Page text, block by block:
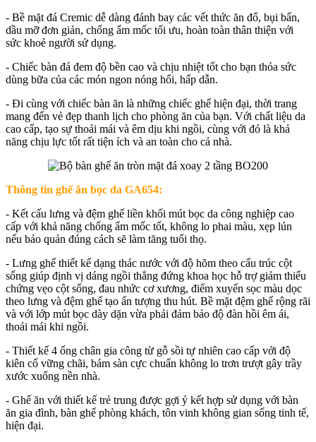
- Bề mặt đá Cremic dễ dàng đánh bay các vết thức ăn đổ, bụi bẩn,
dầu mỡ đơn giản, chống ẩm mốc tối ưu, hoàn toàn thân thiện với
sức khoẻ người sử dụng.
- Chiếc bàn đá đem độ bền cao và chịu nhiệt tốt cho bạn thỏa sức
dùng bữa của các món ngon nóng hổi, hấp dẫn.
- Đi cùng với chiếc bàn ăn là những chiếc ghế hiện đại, thời trang
mang đến vẻ đẹp thanh lịch cho phòng ăn của bạn. Với chất liệu da
cao cấp, tạo sự thoải mái và êm dịu khi ngồi, cùng với đó là khả
năng chịu lực tốt rất tiện ích và an toàn cho cả nhà.
Thông tin ghế ăn bọc da GA654:
- Kết cấu lưng và đệm ghế liền khối mút bọc da công nghiệp cao
cấp với khả năng chống ẩm mốc tốt, không lo phai màu, xẹp lún
nếu bảo quản đúng cách sẽ làm tăng tuổi thọ.
- Lưng ghế thiết kế dạng thác nước với độ hõm theo cấu trúc cột
sống giúp định vị dáng ngồi thẳng đứng khoa học hỗ trợ giảm thiểu
chứng vẹo cột sống, đau nhức cơ xương, điểm xuyến sọc màu dọc
theo lưng và đệm ghế tạo ấn tượng thu hút. Bề mặt đệm ghế rộng rãi
và với lớp mút bọc dày dặn vừa phải đảm bảo độ đàn hồi êm ái,
thoải mái khi ngồi.
- Thiết kế 4 ống chân gia công từ gỗ sồi tự nhiên cao cấp với độ
kiên cố vững chãi, bám sàn cực chuẩn không lo trơn trượt gây trầy
xước xuống nền nhà.
- Ghế ăn với thiết kế trẻ trung được gợi ý kết hợp sử dụng với bàn
ăn gia đình, bàn ghế phòng khách, tôn vinh không gian sống tinh tế,
hiện đại.